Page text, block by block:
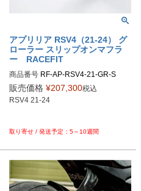
PRN012431-19
PRN012431-20
PRN012431-21
PRN012431-22
PRN012431-23
PRN012431-24
PRN012431-25
アプリリア RSV4（21-24） グ
ローラー スリップオンマフラ
ー RACEFIT
商品番号 RF-AP-RSV4-21-GR-S
販売価格 ¥207,300税込
RSV4 21-24
5～10週間